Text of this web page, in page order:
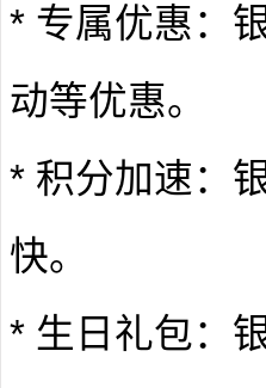
* 专属优惠：
动等优惠。
* 积分加速：
快。
* 生日礼包：